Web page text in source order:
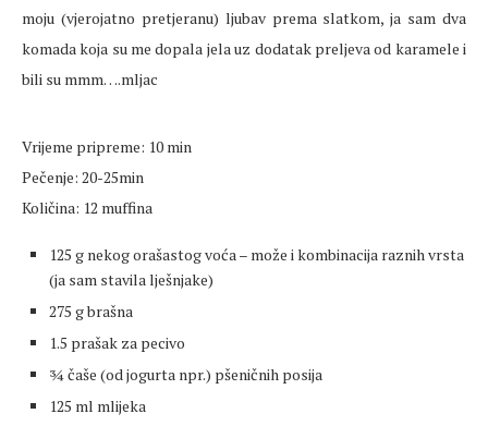
moju (vjerojatno pretjeranu) ljubav prema slatkom, ja sam dva
komada koja su me dopala jela uz dodatak preljeva od karamele i
bili su mmm….mljac
Vrijeme pripreme: 10 min
Pečenje: 20-25min
Količina: 12 muffina
125 g nekog orašastog voća – može i kombinacija raznih vrsta
(ja sam stavila lješnjake)
275 g brašna
1.5 prašak za pecivo
¾ čaše (od jogurta npr.) pšeničnih posija
125 ml mlijeka